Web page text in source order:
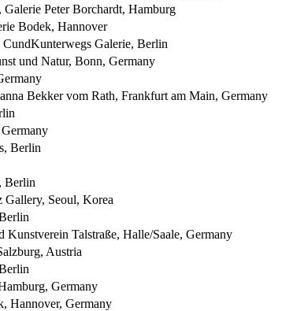
Peter Borchardt, Hamburg
Bodek, Hannover
CundKunterwegs Galerie, Berlin
und Natur, Bonn, Germany
Bekker vom Rath, Frankfurt am Main, Germany
Berlin
Berlin
Gallery, Seoul, Korea
Talstraße, Halle/Saale, Germany
Austria
Germany
Hannover, Germany